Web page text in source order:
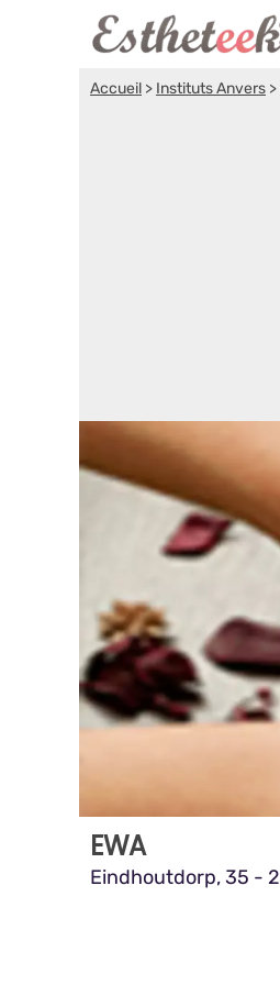
Accueil > Instituts Anvers >
EWA
Eindhoutdorp, 35 -